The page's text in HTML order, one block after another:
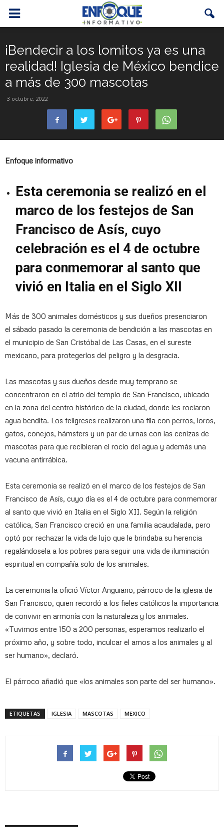
¡Bendecir a los lomitos ya es una
realidad! Iglesia de México bendice
a más de 300 mascotas
3 octubre, 2022
Enfoque informativo
Esta ceremonia se realizó en el
marco de los festejos de San
Francisco de Asís, cuyo
celebración es el 4 de octubre
para conmemorar al santo que
vivió en Italia en el Siglo XII
Más de 300 animales domésticos y sus dueños presenciaron
el sábado pasado la ceremonia de bendición a las mascotas en
el municipio de San Cristóbal de Las Casas, en el sureste
mexicano, para protegerlos del peligro y la desgracia.
Las mascotas y sus dueños desde muy temprano se
concentraron en el atrio del templo de San Francisco, ubicado
en la zona del centro histórico de la ciudad, donde les rociaron
agua bendita. Los feligreses realizaron una fila con perros, loros,
gatos, conejos, hámsters y un par de urnas con las cenizas de
mascotas para que recibieran el rocío del agua y además una
vacuna antirrábica.
Esta ceremonia se realizó en el marco de los festejos de San
Francisco de Asís, cuyo día es el 4 de octubre para conmemorar
al santo que vivió en Italia en el Siglo XII. Según la religión
católica, San Francisco creció en una familia acaudalada, pero
optó por rechazar la vida de lujo que le brindaba su herencia
regalándosela a los pobres para seguir una vida de iluminación
espiritual en compañía solo de los animales.
La ceremonia la ofició Víctor Anguiano, párroco de la iglesia de
San Francisco, quien recordó a los fieles católicos la importancia
de convivir en armonía con la naturaleza y los animales.
«Tuvimos entre 150 a 200 personas, esperamos realizarlo el
próximo año, y sobre todo, inculcar el amos a los animales y al
ser humano», declaró.
El párroco añadió que «los animales son parte del ser humano».
ETIQUETAS IGLESIA MASCOTAS MEXICO